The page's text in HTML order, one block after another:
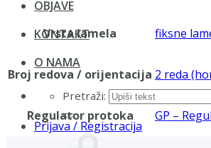
OBJAVE
KONTAKT
O NAMA
Pretraži:
Prijava / Registracija
Vrsta lamela fiksne
Broj redova / orijentacija 2 reda
Regulator protoka GP –